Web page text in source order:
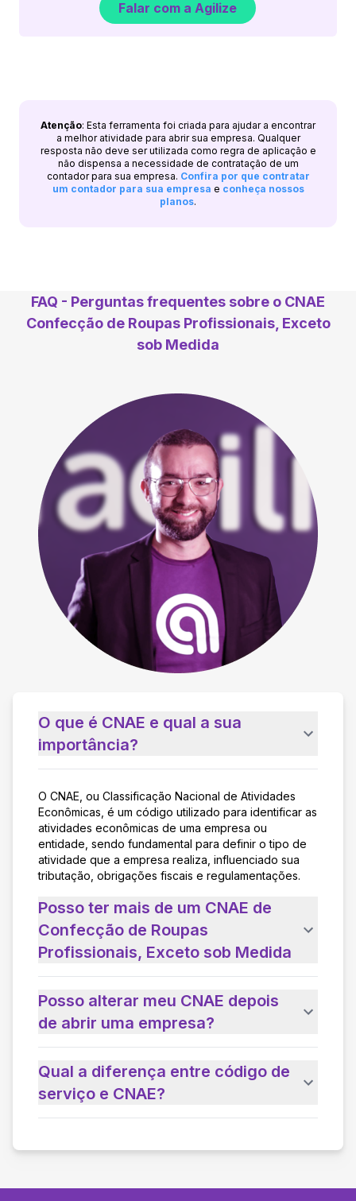
Falar com a Agilize
Atenção: Esta ferramenta foi criada para ajudar a encontrar
a melhor atividade para abrir sua empresa. Qualquer
resposta não deve ser utilizada como regra de aplicação e
não dispensa a necessidade de contratação de um
contador para sua empresa. Confira por que contratar
um contador para sua empresa e conheça nossos
planos.
FAQ - Perguntas frequentes sobre o CNAE
Confecção de Roupas Profissionais, Exceto
sob Medida
O que é CNAE e qual a sua
importância?
O CNAE, ou Classificação Nacional de Atividades
Econômicas, é um código utilizado para identificar as
atividades econômicas de uma empresa ou
entidade, sendo fundamental para definir o tipo de
atividade que a empresa realiza, influenciado sua
tributação, obrigações fiscais e regulamentações.
Posso ter mais de um CNAE de
Confecção de Roupas
Profissionais, Exceto sob Medida
Posso alterar meu CNAE depois
de abrir uma empresa?
Qual a diferença entre código de
serviço e CNAE?